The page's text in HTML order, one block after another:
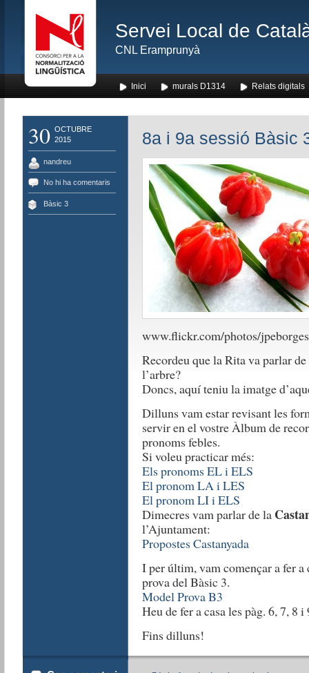
Servei Local de
CNL Eramprunyà
Inici murals D1314 Relats digitals
30 OCTUBRE
2015
nandreu
No hi ha comentaris
Bàsic 3
8a i 9a sessió Bàsic
www.flickr.com/photos/
Recordeu que la Rita va parlar
l’arbre?
Doncs, aquí teniu la imatge
Dilluns vam estar revisant les
servir en el vostre Àlbum de
pronoms febles.
Si voleu practicar més:
Els pronoms EL i ELS
El pronom LA i LES
El pronom LI i ELS
Dimecres vam parlar de la
l’Ajuntament:
Propostes Castanyada
I per últim, vam començar a fer a
prova del Bàsic 3.
Model Prova B3
Heu de fer a casa les pàg. 6, 7, 8 i
Fins dilluns!